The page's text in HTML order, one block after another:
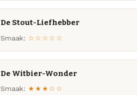
De Stout-Liefhebber
Smaak: ☆☆☆☆☆
De Witbier-Wonder
Smaak: ★★★☆☆